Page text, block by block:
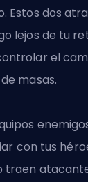
Estos dos
lejos de tu
el
masas.
con tus
traen